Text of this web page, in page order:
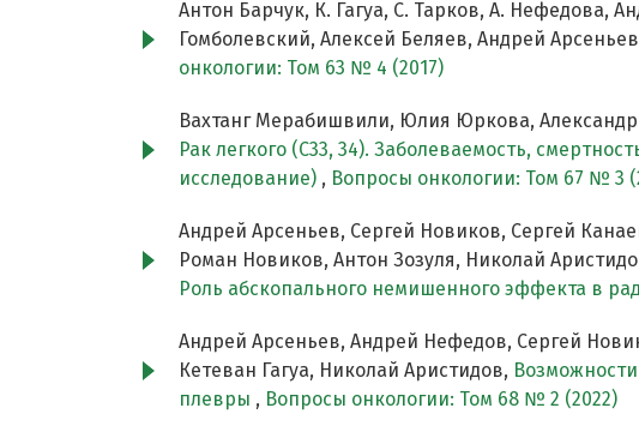
Антон Барчук, К. Гагуа, С. Тарков, А. Нефедова,
Гомболевский, Алексей Беляев, Андрей
онкологии: Том 63 № 4 (2017)
Вахтанг Мерабишвили, Юлия Юркова,
Рак легкого (С33, 34). Заболеваемость,
исследование) , Вопросы онкологии: Том 67 № 3
Андрей Арсеньев, Сергей Новиков, Сергей
Роман Новиков, Антон Зозуля, Николай
Роль абскопального немишенного эффекта в
Андрей Арсеньев, Андрей Нефедов, Сергей
Кетеван Гагуа, Николай Аристидов,
плевры , Вопросы онкологии: Том 68 № 2 (2022)